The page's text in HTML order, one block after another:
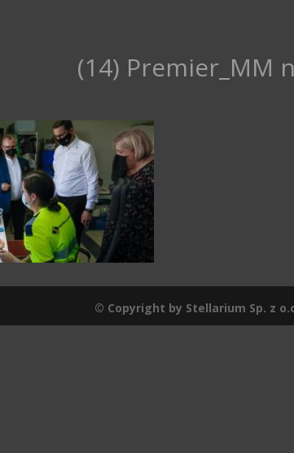
(14) Premier_MM
© Copyright by Stellarium Sp. z